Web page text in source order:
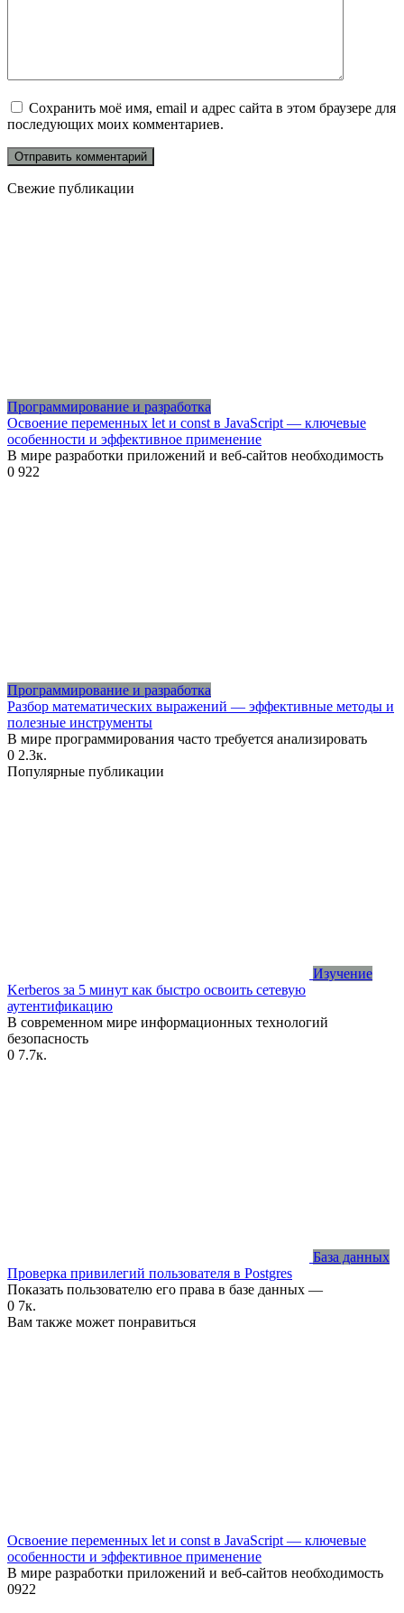
Сохранить моё имя, email и адрес сайта в этом браузере для
последующих моих комментариев.
Свежие публикации
Программирование и разработка
Освоение переменных let и const в JavaScript — ключевые
особенности и эффективное применение
В мире разработки приложений и веб-сайтов необходимость
0 922
Программирование и разработка
Разбор математических выражений — эффективные методы и
полезные инструменты
В мире программирования часто требуется анализировать
0 2.3к.
Популярные публикации
Изучение
Kerberos за 5 минут как быстро освоить сетевую
аутентификацию
В современном мире информационных технологий
безопасность
0 7.7к.
База данных
Проверка привилегий пользователя в Postgres
Показать пользователю его права в базе данных —
0 7к.
Вам также может понравиться
Освоение переменных let и const в JavaScript — ключевые
особенности и эффективное применение
В мире разработки приложений и веб-сайтов необходимость
0922